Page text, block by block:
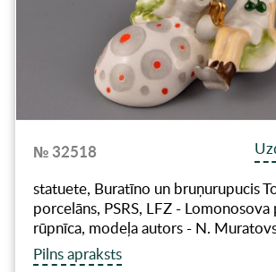
№ 32518
statuete, Buratīno un bruņurupucis
porcelāns, PSRS, LFZ - Lomonosova
rūpnīca, modeļa autors - N.
Pilns apraksts